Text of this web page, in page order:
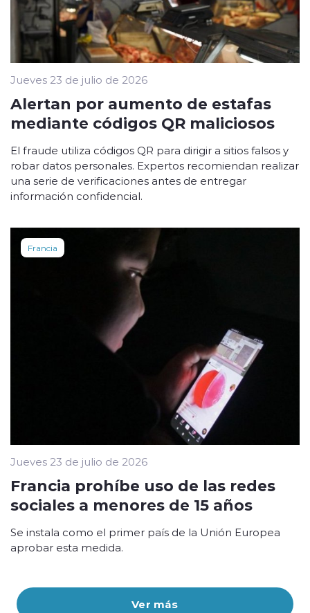
Ver más
Jueves 23 de julio de 2026
Alertan por aumento de estafas
mediante códigos QR maliciosos
El fraude utiliza códigos QR para dirigir a sitios falsos y
robar datos personales. Expertos recomiendan realizar
una serie de verificaciones antes de entregar
información confidencial.
Francia
Jueves 23 de julio de 2026
Francia prohíbe uso de las redes
sociales a menores de 15 años
Se instala como el primer país de la Unión Europea
aprobar esta medida.